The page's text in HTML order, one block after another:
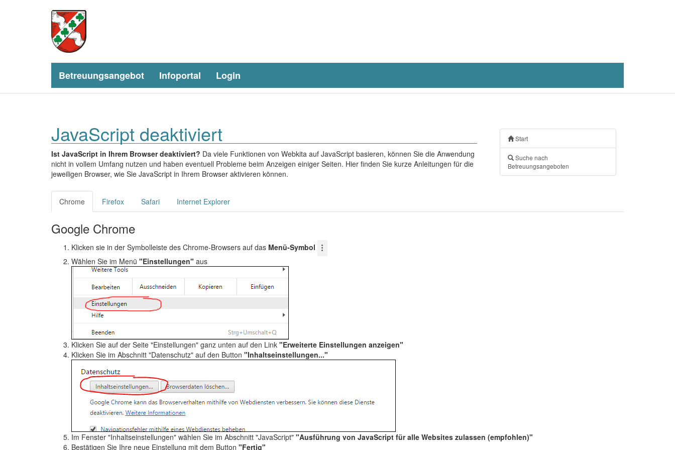
Betreuungsangebot Infoportal Login
JavaScript deaktiviert
Ist JavaScript in Ihrem Browser deaktiviert? Da viele Funktionen von Webkita auf JavaScript basieren, können Sie die Anwendung
nicht in vollem Umfang nutzen und haben eventuell Probleme beim Anzeigen einiger Seiten. Hier finden Sie kurze Anleitungen für die
jeweiligen Browser, wie Sie JavaScript in Ihrem Browser aktivieren können.
Start
Suche nach
Betreuungsangeboten
Chrome Firefox Safari Internet Explorer
Google Chrome
Klicken sie in der Symbolleiste des Chrome-Browsers auf das Menü-Symbol
Wählen Sie im Menü "Einstellungen" aus
Klicken Sie auf der Seite "Einstellungen" ganz unten auf den Link "Erweiterte Einstellungen anzeigen"
Klicken Sie im Abschnitt "Datenschutz" auf den Button "Inhaltseinstellungen..."
Im Fenster "Inhaltseinstellungen" wählen Sie im Abschnitt "JavaScript" "Ausführung von JavaScript für alle Websites zulassen (empfohlen)"
Bestätigen Sie Ihre neue Einstellung mit dem Button "Fertig"